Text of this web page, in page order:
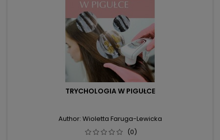
TRYCHOLOGIA W PIGUŁCE
Author: Wioletta Faruga-Lewicka
(0)